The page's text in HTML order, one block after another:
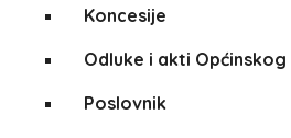
Koncesije
Odluke i akti Općinskog
Poslovnik